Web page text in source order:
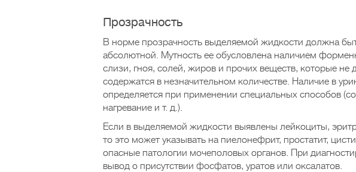
Прозрачность
В норме прозрачность выделяемой жидкости должна
абсолютной. Мутность ее обусловлена наличием
слизи, гноя, солей, жиров и прочих веществ, которые
содержатся в незначительном количестве. Наличие в
определяется при применении специальных способов
нагревание и т. д.).
Если в выделяемой жидкости выявлены лейкоциты,
то это может указывать на пиелонефрит, простатит,
опасные патологии мочеполовых органов. При
вывод о присутствии фосфатов, уратов или оксалатов.